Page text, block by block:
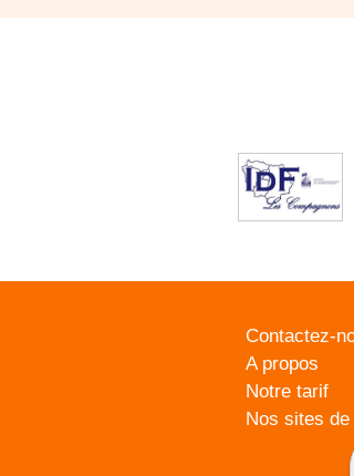
Contactez-
A propos
Notre tarif
Nos sites